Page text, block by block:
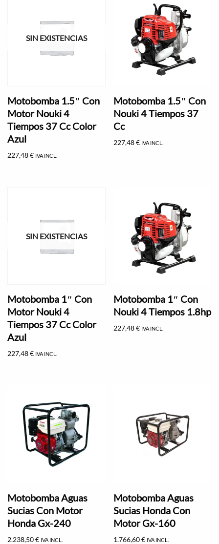
SIN EXISTENCIAS
Motobomba 1.5″ Con
Motor Nouki 4
Tiempos 37 Cc Color
Azul
227,48€ IVA INCL.
Motobomba 1.5″ Con
Nouki 4 Tiempos 37
Cc
227,48€ IVA INCL.
SIN EXISTENCIAS
Motobomba 1″ Con
Motor Nouki 4
Tiempos 37 Cc Color
Azul
227,48€ IVA INCL.
Motobomba 1″ Con
Nouki 4 Tiempos 1.8hp
227,48€ IVA INCL.
Motobomba Aguas
Sucias Con Motor
Honda Gx-240
2.238,50€ IVA INCL.
Motobomba Aguas
Sucias Honda Con
Motor Gx-160
1.766,60€ IVA INCL.